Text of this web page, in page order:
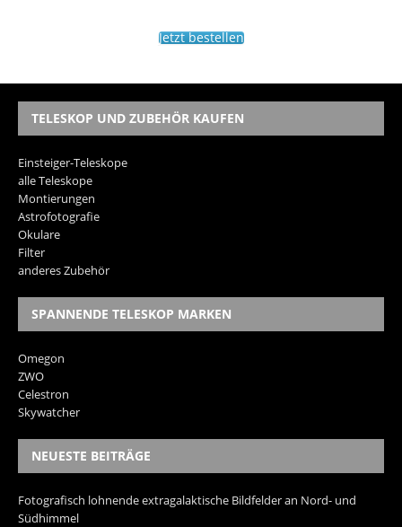
Jetzt bestellen
TELESKOP UND ZUBEHÖR KAUFEN
Einsteiger-Teleskope
alle Teleskope
Montierungen
Astrofotografie
Okulare
Filter
anderes Zubehör
SPANNENDE TELESKOP MARKEN
Omegon
ZWO
Celestron
Skywatcher
NEUESTE BEITRÄGE
Fotografisch lohnende extragalaktische Bildfelder an Nord- und
Südhimmel